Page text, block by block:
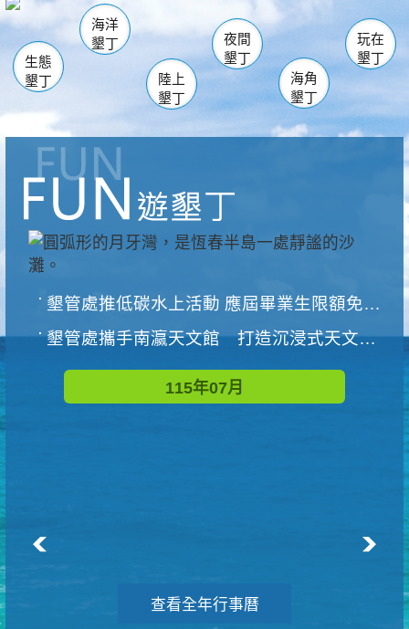
南仁湖
海生館
恆春 佳樂水
龍鑾潭自然中心 森林遊樂區
瓊麻館
關山 墾管處遊客中心
社頂公園 風吹沙
船帆石
白砂 龍磐公園
香蕉灣
砂島
鵝鑾鼻
生態
墾丁
海洋
墾丁
陸上
墾丁
夜間
墾丁
海角
墾丁
玩在
墾丁
墾管處推低碳水上活動 應屆畢業生限額免費參加
墾管處攜手南瀛天文館 打造沉浸式天文探索營隊
115年07月
查看全年行事曆